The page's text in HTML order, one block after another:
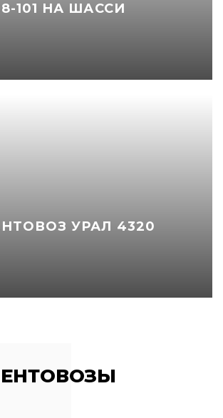
27-05
45-15
101 НА ШАССИ
УРАЛ 4320